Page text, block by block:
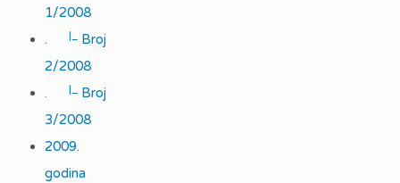
1/2008
.
|_
Broj
2/2008
.
|_
Broj
3/2008
2009.
godina